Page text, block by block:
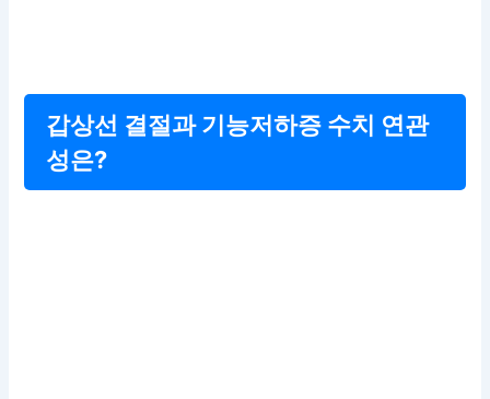
갑상선 결절과 기능저하증 수치 연관
성은?